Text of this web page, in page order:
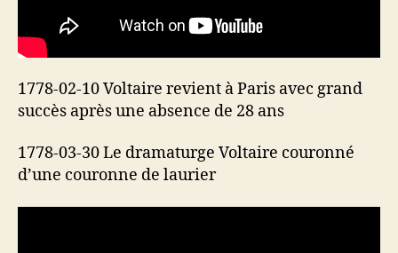
1778-02-10 Voltaire revient à Paris avec grand
succès après une absence de 28 ans
1778-03-30 Le dramaturge Voltaire couronné
d’une couronne de laurier